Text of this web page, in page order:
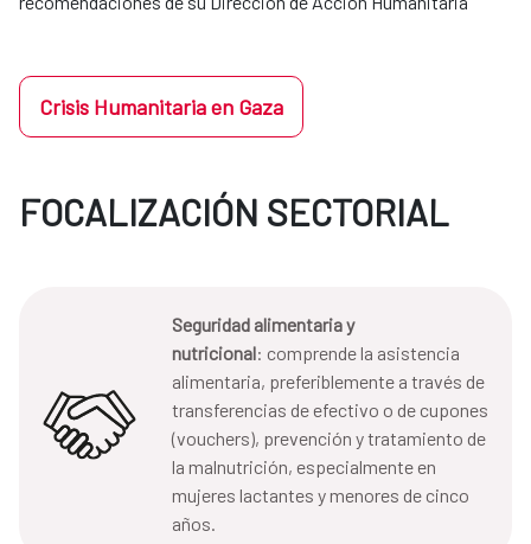
Crisis Humanitaria en Gaza
FOCALIZACIÓN SECTORIAL
Seguridad alimentaria y
nutricional: comprende la asistencia
alimentaria, preferiblemente a través de
transferencias de efectivo o de cupones
(vouchers), prevención y tratamiento de
la malnutrición, especialmente en
mujeres lactantes y menores de cinco
años.